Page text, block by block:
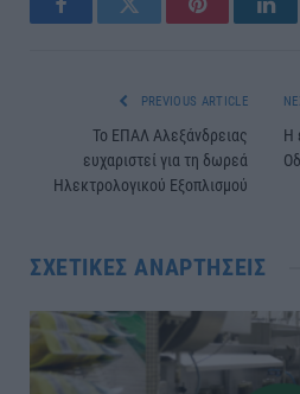
FacebookTwitter Pinterest
PREVIOUS ARTICLE
Το ΕΠΑΛ Αλεξάνδρειας
ευχαριστεί για τη δωρεά
Ηλεκτρολογικού Εξοπλισμού
Η
ΣΧΕΤΙΚΈΣ ΑΝΑΡΤΉΣΕΙΣ